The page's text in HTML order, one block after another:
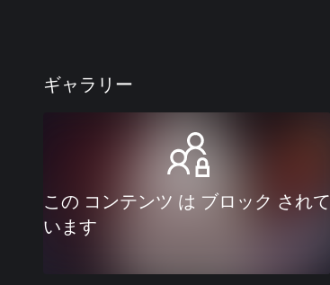
ギャラリー
この コンテンツ は ブロック されて
います